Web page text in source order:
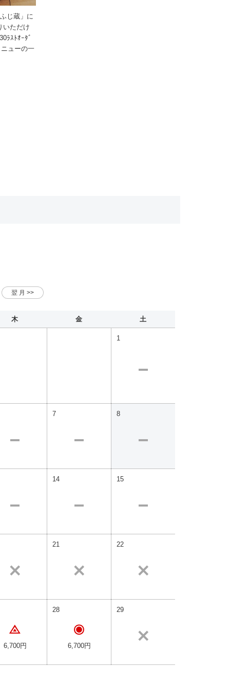
じ蔵」に
いただけ
ﾗｽﾄｵｰﾀﾞ
ューの一
木 金 土
1
7 8
14 15
21 22
6,700円
28
6,700円
29